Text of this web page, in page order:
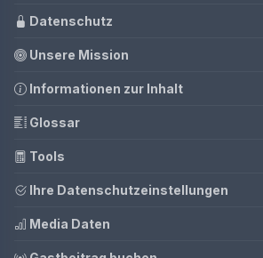
Datenschutz
Unsere Mission
Informationen zur Inhalt
Glossar
Tools
Ihre Datenschutzeinstellungen
Media Daten